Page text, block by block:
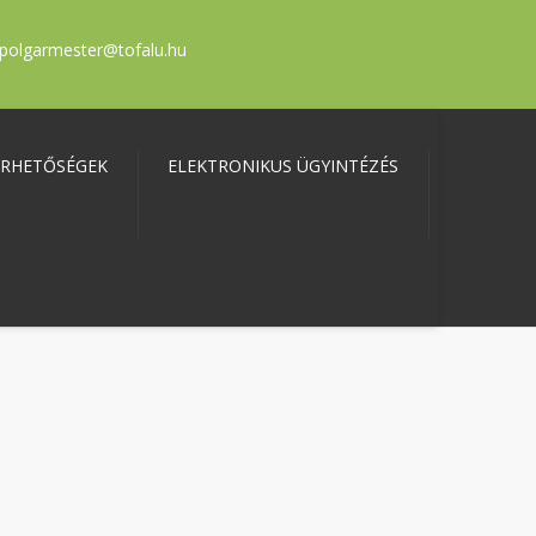
polgarmester@tofalu.hu
ELEKTRONIKUS ÜGYINTÉZÉS